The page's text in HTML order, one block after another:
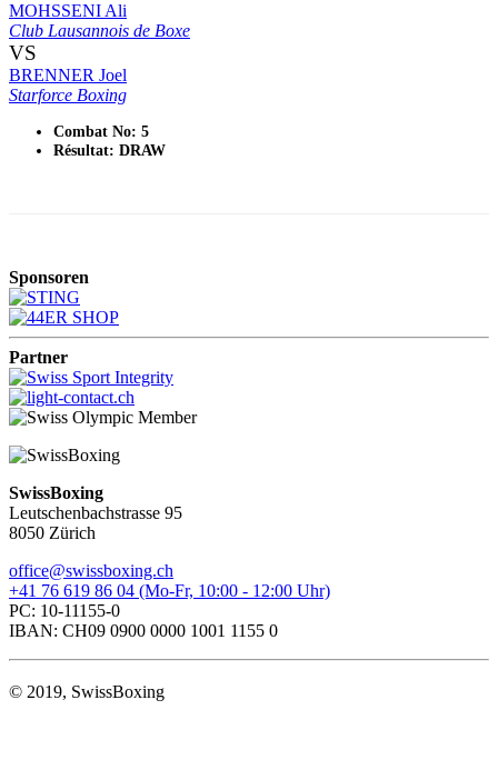
MOHSSENI Ali
Club Lausannois de Boxe
VS
BRENNER Joel
Starforce Boxing
Combat No: 5
Résultat: DRAW
Sponsoren
Partner
SwissBoxing
Leutschenbachstrasse 95
8050 Zürich
office@swissboxing.ch
+41 76 619 86 04 (Mo-Fr, 10:00 - 12:00 Uhr)
PC: 10-11155-0
IBAN: CH09 0900 0000 1001 1155 0
© 2019, SwissBoxing